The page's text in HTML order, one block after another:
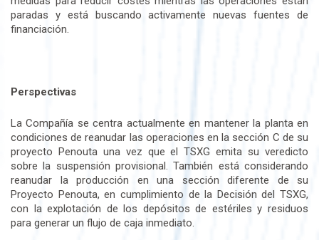
paradas y está buscando activamente nuevas fuentes de
financiación.
Perspectivas
La Compañía se centra actualmente en mantener la planta en
condiciones de reanudar las operaciones en la sección C de su
proyecto Penouta una vez que el TSXG emita su veredicto
sobre la suspensión provisional. También está considerando
reanudar la producción en una sección diferente de su
Proyecto Penouta, en cumplimiento de la Decisión del TSXG,
con la explotación de los depósitos de estériles y residuos
para generar un flujo de caja inmediato.